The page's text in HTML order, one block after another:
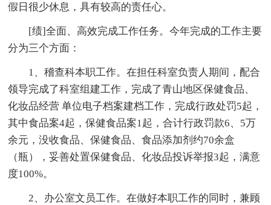
假日很少休息，具有较高的责任心。
[绩]全面、高效完成工作任务。今年完成的工作主要
分为三个方面：
1、稽查科本职工作。在担任科室负责人期间，配合
领导完成了科室组建工作，完成了青山地区保健食品、
化妆品经营 单位电子档案建档工作，完成行政处罚5起，
其中食品案4起，保健食品案1起，合计行政罚款6、5万
余元，没收食品、保健食品、食品添加剂约70余盒
（瓶），妥善处置保健食品、化妆品投诉举报3起，满意
度100%。
2、办公室文员工作。在做好本职工作的同时，兼顾